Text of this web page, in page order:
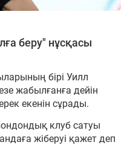
беру" нұсқасы
бірі Уилл
жабылғанға дейін
екенін сұрады.
клуб сатуы
жіберуі қажет деп